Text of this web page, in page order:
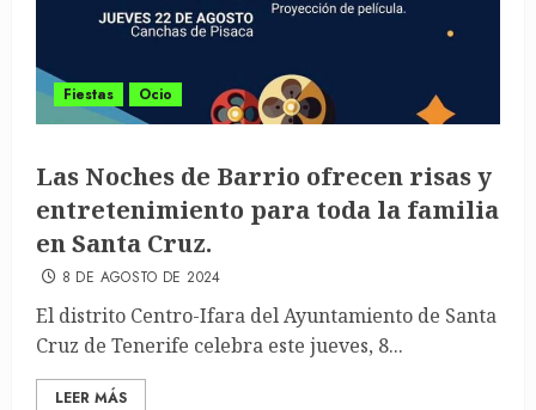
Fiestas Ocio
Las Noches de Barrio ofrecen risas y
entretenimiento para toda la familia
en Santa Cruz.
8 DE AGOSTO DE 2024
El distrito Centro-Ifara del Ayuntamiento de Santa
Cruz de Tenerife celebra este jueves, 8...
LEER MÁS